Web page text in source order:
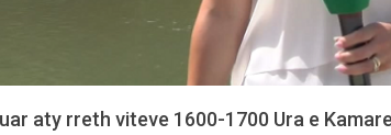
aty rreth viteve 1600-1700 Ura e